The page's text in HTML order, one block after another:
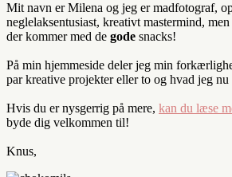
Mit navn er Milena og jeg er madfotograf,
neglelaksentusiast, kreativt mastermind,
der kommer med de gode snacks!
På min hjemmeside deler jeg min
par kreative projekter eller to og hvad jeg
Hvis du er nysgerrig på mere, kan du læse
byde dig velkommen til!
Knus,